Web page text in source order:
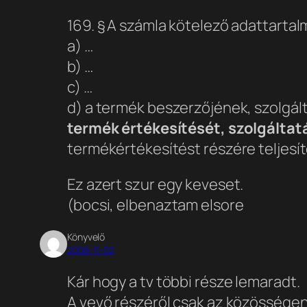
169. § A számla kötelező
a) …
b) …
c) …
d) a termék beszerzőjének,
termék értékesítését,
termékértékesítést részére
Ez azert szur egy keveset.
(bocsi, elbenaztam elsore
Könyvelő
2008-11-02
Kár hogy a tv többi része lemaradt.
A vevő részéről csak az